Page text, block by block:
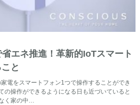
省エネ推進！革新的IoTスマート
と
電をスマートフォン1つで操作することができ
の操作ができるようになる日も近づいていると
く家の中…